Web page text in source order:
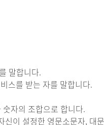
말합니다.
스를 받는 자를 말합니다.
자의 조합으로 합니다.
이 설정한 영문소문자, 대